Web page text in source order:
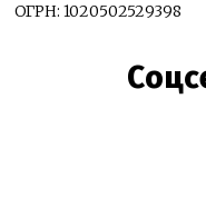
ОГРН: 1020502529398